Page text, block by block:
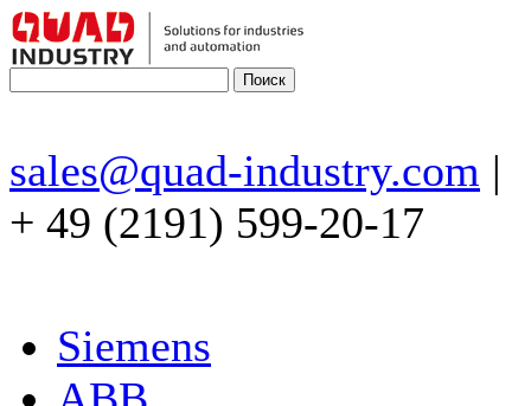
sales@quad-industry.com |
+ 49 (2191) 599-20-17
Siemens